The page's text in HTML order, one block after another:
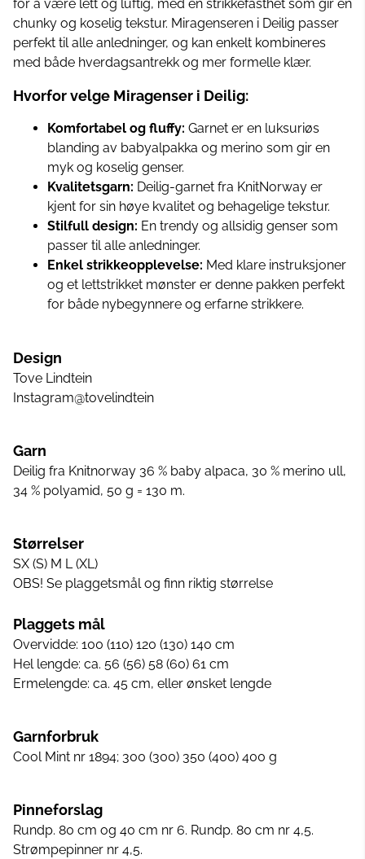
for å være lett og luftig, med en strikkefasthet som gir en
chunky og koselig tekstur. Miragenseren i Deilig passer
perfekt til alle anledninger, og kan enkelt kombineres
med både hverdagsantrekk og mer formelle klær.
Hvorfor velge Miragenser i Deilig:
Komfortabel og fluffy: Garnet er en luksuriøs
blanding av babyalpakka og merino som gir en
myk og koselig genser.
Kvalitetsgarn: Deilig-garnet fra KnitNorway er
kjent for sin høye kvalitet og behagelige tekstur.
Stilfull design: En trendy og allsidig genser som
passer til alle anledninger.
Enkel strikkeopplevelse: Med klare instruksjoner
og et lettstrikket mønster er denne pakken perfekt
for både nybegynnere og erfarne strikkere.
Design
Tove Lindtein
Instagram@tovelindtein
Garn
Deilig fra Knitnorway 36 % baby alpaca, 30 % merino ull,
34 % polyamid, 50 g = 130 m.
Størrelser
SX (S) M L (XL)
OBS! Se plaggetsmål og finn riktig størrelse
Plaggets mål
Overvidde: 100 (110) 120 (130) 140 cm
Hel lengde: ca. 56 (56) 58 (60) 61 cm
Ermelengde: ca. 45 cm, eller ønsket lengde
Garnforbruk
Cool Mint nr 1894; 300 (300) 350 (400) 400 g
Pinneforslag
Rundp. 80 cm og 40 cm nr 6. Rundp. 80 cm nr 4,5.
Strømpepinner nr 4,5.